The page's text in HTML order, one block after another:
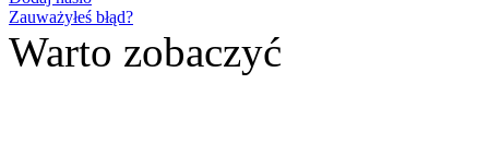
Zauważyłeś błąd?
Warto zobaczyć